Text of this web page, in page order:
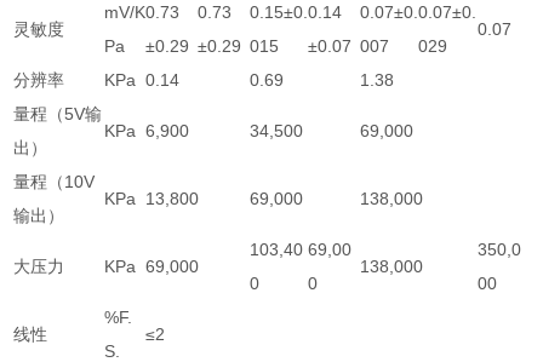
灵敏度
mV/K
Pa
0.73
±0.29
0.73
±0.29
0.15±0.
015
0.14
±0.07
0.07±0.
007
0.07±0.
029
0.07
分辨率 KPa 0.14 0.69
1.38
量程（5V输
出）
KPa 6,900 34,500 69,000
量程（10V
输出）
KPa 13,800 69,000 138,000
大压力 KPa 69,000
103,40
0
69,00
0
138,000
350,0
00
线性
%F.
S.
≤2